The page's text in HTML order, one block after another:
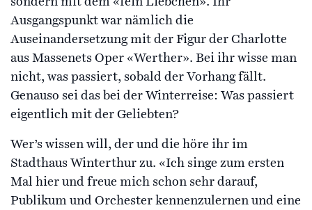
Ausgangspunkt war nämlich die
Auseinandersetzung mit der Figur der Charlotte
aus Massenets Oper «Werther». Bei ihr wisse man
nicht, was passiert, sobald der Vorhang fällt.
Genauso sei das bei der Winterreise: Was passiert
eigentlich mit der Geliebten?
Wer’s wissen will, der und die höre ihr im
Stadthaus Winterthur zu. «Ich singe zum ersten
Mal hier und freue mich schon sehr darauf,
Publikum und Orchester kennenzulernen und eine